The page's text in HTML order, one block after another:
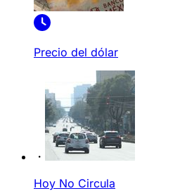
Precio del dólar
Hoy No Circula